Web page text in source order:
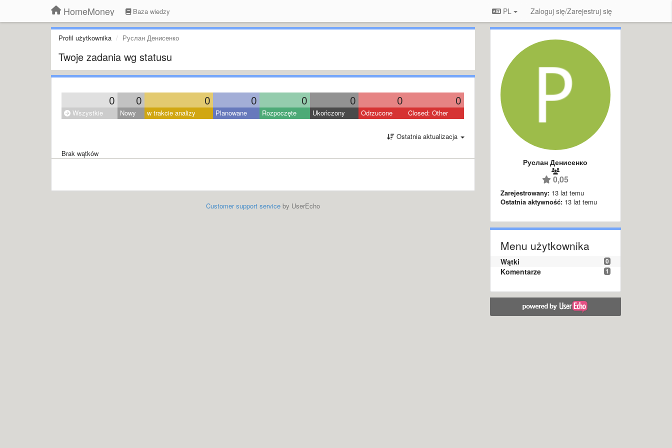
HomeMoney Baza wiedzy PL Zaloguj się/Zarejestruj się
Profil użytkownika Руслан Денисенко
Twoje zadania wg statusu
0 0 0 0 0 0 0 0
Wszystkie Nowy w trakcie analizy Planowane Rozpoczęte Ukończony Odrzucone Closed: Other
Ostatnia aktualizacja
Brak wątków
Customer support serviceby UserEcho
Руслан Денисенко
0,05
Zarejestrowany: 13 lat temu
Ostatnia aktywność: 13 lat temu
Menu użytkownika
0
Wątki
1
Komentarze